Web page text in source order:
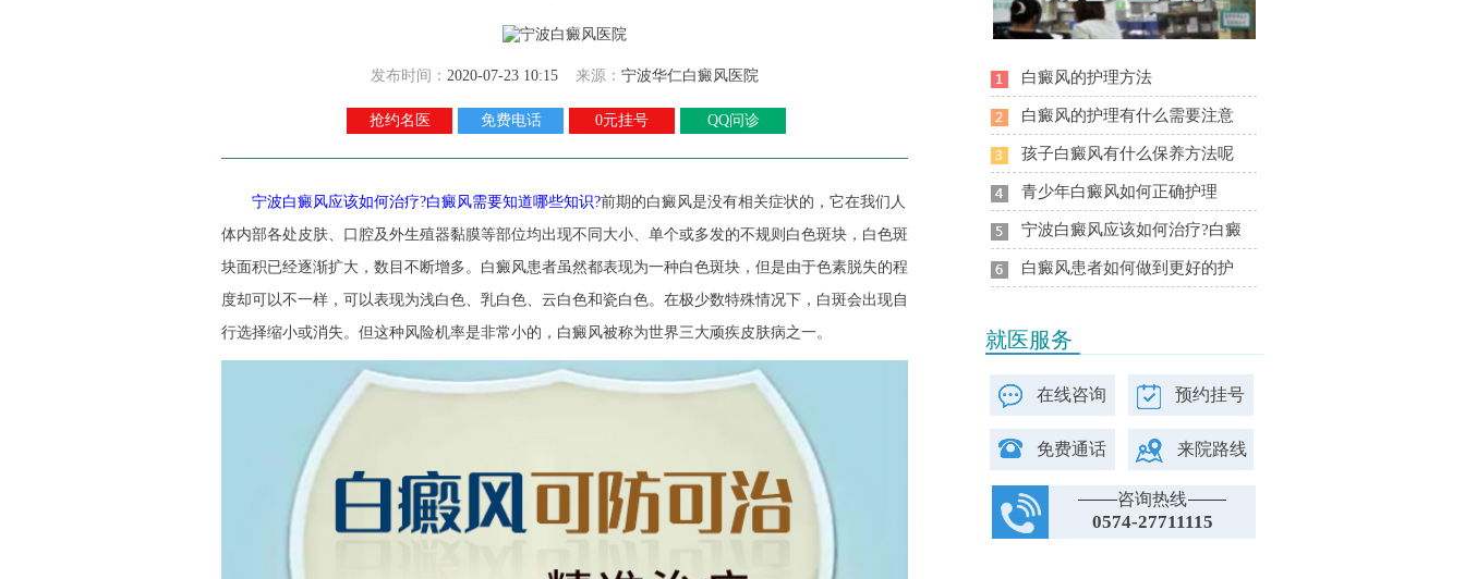
发布时间： 2020-07-23 10:15 来源： 宁波华仁白癜风医院
抢约名医 免费电话 0元挂号 QQ问诊
宁波白癜风应该如何治疗?白癜风需要知道哪些知识?前期的白癜风是没有相关症状的，它在我们人
体内部各处皮肤、口腔及外生殖器黏膜等部位均出现不同大小、单个或多发的不规则白色斑块，白色斑
块面积已经逐渐扩大，数目不断增多。白癜风患者虽然都表现为一种白色斑块，但是由于色素脱失的程
度却可以不一样，可以表现为浅白色、乳白色、云白色和瓷白色。在极少数特殊情况下，白斑会出现自
行选择缩小或消失。但这种风险机率是非常小的，白癜风被称为世界三大顽疾皮肤病之一。
白癜风的护理方法
白癜风的护理有什么需要注意
孩子白癜风有什么保养方法呢
青少年白癜风如何正确护理
宁波白癜风应该如何治疗?白癜
白癜风患者如何做到更好的护
就医服务
在线咨询 预约挂号
免费通话 来院路线
咨询热线
0574-27711115